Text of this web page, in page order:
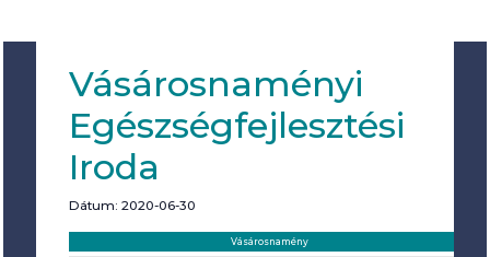
Vásárosnaményi
Egészségfejlesztési
Iroda
Dátum: 2020-06-30
Vásárosnamény